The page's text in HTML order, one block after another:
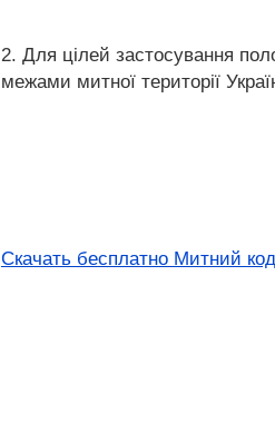
2. Для цілей застосування
межами митної території
Скачать бесплатно Митний